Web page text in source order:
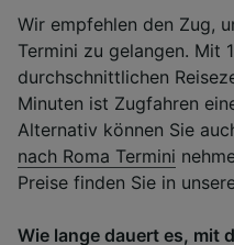
Wir empfehlen den Zug,
Termini zu gelangen. Mit
durchschnittlichen
Minuten ist Zugfahren
Alternativ können Sie
nach Roma Termini
Preise finden Sie in
Wie lange dauert es, mit